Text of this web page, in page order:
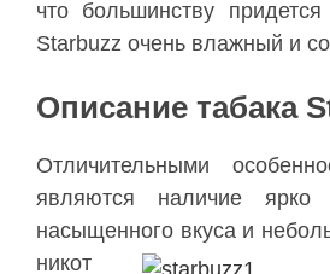
что большинству
Starbuzz очень влажный и
Описание табака
Отличительными
являются наличие ярко
насыщенного вкуса и
никот